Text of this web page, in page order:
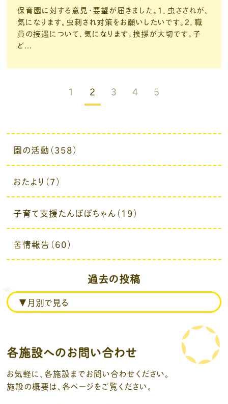
保育園に対する意見・要望が届きました。１．虫さされが、
気になります。虫刺され対策をお願いしたいです。２．職
員の接遇について、気になります。挨拶が大切です。子
ど...
1 2 3 4 5
園の活動（358）
おたより（7）
子育て支援たんぽぽちゃん（19）
苦情報告（60）
過去の投稿
各施設へのお問い合わせ
お気軽に、各施設までお問い合わせください。
施設の概要は、各ページをご覧ください。